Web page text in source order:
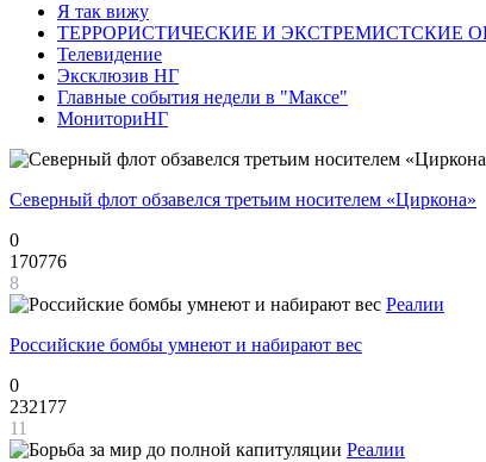
Я так вижу
ТЕРРОРИСТИЧЕСКИЕ И ЭКСТРЕМИСТСКИЕ
Телевидение
Эксклюзив НГ
Главные события недели в "Максе"
МониториНГ
Северный флот обзавелся третьим носителем «Циркона»
0
170776
8
Реалии
Российские бомбы умнеют и набирают вес
0
232177
11
Реалии